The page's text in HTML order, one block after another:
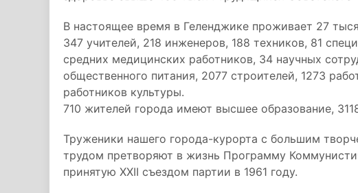
В настоящее время в Геленджике проживает 27
347 учителей, 218 инженеров, 188 техников, 81
средних медицинских работников, 34 научных
общественного питания, 2077 строителей, 1273
работников культуры.
710 жителей города имеют высшее образование,
Труженики нашего города-курорта с большим
трудом претворяют в жизнь Программу
принятую ХХII съездом партии в 1961 году.